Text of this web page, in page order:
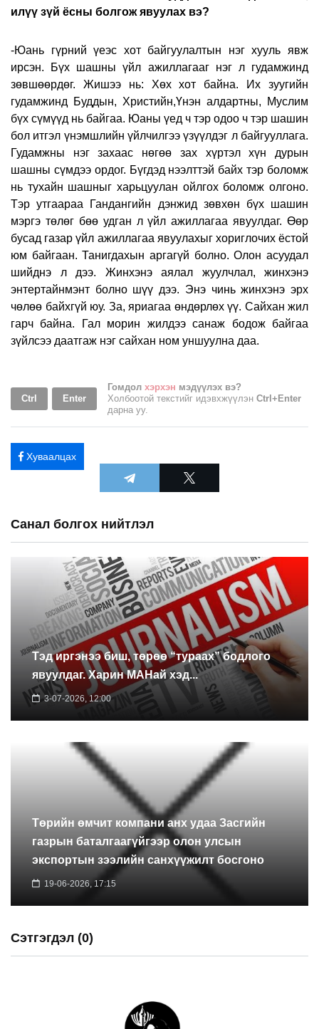
илүү зүй ёсны болгож явуулах вэ?
-Юань гүрний үеэс хот байгуулалтын нэг хууль явж
ирсэн. Бүх шашны үйл ажиллагааг нэг л гудамжинд
зөвшөөрдөг. Жишээ нь: Хөх хот байна. Их зуугийн
гудамжинд Буддын, Христийн,Үнэн алдартны, Муслим
бүх сүмүүд нь байгаа. Юаны үед ч тэр одоо ч тэр шашин
бол итгэл үнэмшлийн үйлчилгээ үзүүлдэг л байгууллага.
Гудамжны нэг захаас нөгөө зах хүртэл хүн дурын
шашны сүмдээ ордог. Бүгдэд нээлттэй байх тэр боломж
нь тухайн шашныг харьцуулан ойлгох боломж олгоно.
Тэр утгаараа Гандангийн дэнжид зөвхөн бүх шашин
мэргэ төлөг бөө удган л үйл ажиллагаа явуулдаг. Өөр
бусад газар үйл ажиллагаа явуулахыг хориглочих ёстой
юм байгаан. Танигдахын аргагүй болно. Олон асуудал
шийднэ л дээ. Жинхэнэ аялал жуулчлал, жинхэнэ
энтертайнмэнт болно шүү дээ. Энэ чинь жинхэнэ эрх
чөлөө байхгүй юу. За, яриагаа өндөрлөх үү. Сайхан жил
гарч байна. Гал морин жилдээ санаж бодож байгаа
зүйлсээ даатгаж нэг сайхан ном уншуулна даа.
Ctrl Enter
Гомдол хэрхэн мэдүүлэх вэ?
Холбоотой текстийг идэвхжүүлэн Ctrl+Enter
дарна уу.
Хуваалцах
Санал болгох нийтлэл
Тэд иргэнээ биш, төрөө “тураах” бодлого
явуулдаг. Харин МАНай хэд...
3-07-2026, 12:00
Төрийн өмчит компани анх удаа Засгийн
газрын баталгаагүйгээр олон улсын
экспортын зээлийн санхүүжилт босгоно
19-06-2026, 17:15
Сэтгэгдэл (0)